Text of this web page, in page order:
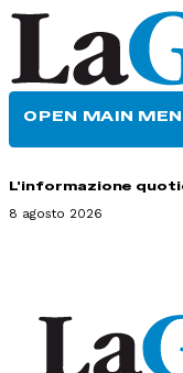
OPEN MAIN
L'informazione
8 agosto 2026